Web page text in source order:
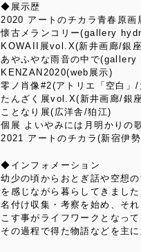
◆展示歴
2020 アートのチカラ青春原
懐古メランコリー(gallery
KOWAII展vol.X(新井画廊/銀
あやふやな雨音の中で
KENZAN2020(web展示)
零ノ肖像#2(アトリエ「空白」/
たんざく展vol.X(新井画廊/銀
ことなり展(広洋舎/狛江)
個展 よいやみには月明かりの
2021 アートのチカラ(新宿伊
◆インフォメーション
幼少の頃からおとぎ話や空想
を感じながら暮らしてきまし
名付け収集・考察を始め、そ
こす事がライフワークとなって
その過程で得た物語などを主